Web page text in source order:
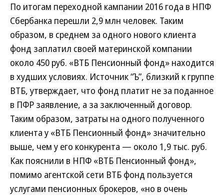
По итогам переходной кампании 2016 года в НПФ
Сбербанка перешли 2,9 млн человек. Таким
образом, в среднем за одного нового клиента
фонд заплатил своей материнской компании
около 450 руб. «ВТБ Пенсионный фонд» находится
в худших условиях. Источник “Ъ”, близкий к группе
ВТБ, утверждает, что фонд платит не за поданное
в ПФР заявление, а за заключенный договор.
Таким образом, затраты на одного полученного
клиента у «ВТБ Пенсионный фонд» значительно
выше, чем у его конкурента — около 1,9 тыс. руб.
Как пояснили в НПФ «ВТБ Пенсионный фонд»,
помимо агентской сети ВТБ фонд пользуется
услугами пенсионных брокеров, «но в очень